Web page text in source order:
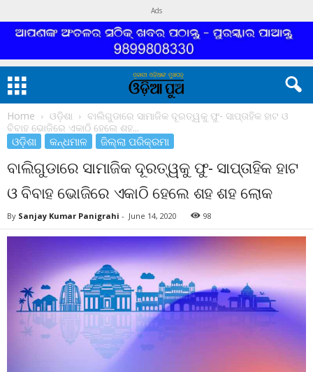
Ads
Home ଓଡ଼ିଶା
ବାଲିଗୁଡାରେ ସାମାଜିକ ଦୂରତ୍ୱକୁ ଫୁ- ସାପ୍ତାହିକ ହାଟ ଓ
ବିବାହ ଭୋଜିରେ ଏକାଠି ହେଲେ ଶହ...
ଓଡ଼ିଶା କନ୍ଧମାଳ ଜିଲ୍ଲା ପରିକ୍ରମା
ବାଲିଗୁଡାରେ ସାମାଜିକ ଦୂରତ୍ୱକୁ ଫୁ- ସାପ୍ତାହିକ ହାଟ
ଓ ବିବାହ ଭୋଜିରେ ଏକାଠି ହେଲେ ଶହ ଶହ ଲୋକ
By Sanjay Kumar Panigrahi - June 14, 2020 98